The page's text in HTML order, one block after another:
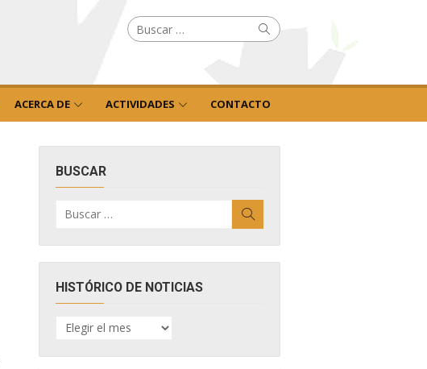
Buscar
por: Buscar
ACERCA DE ACTIVIDADES CONTACTO
BUSCAR
por:
HISTÓRICO DE NOTICIAS
HISTÓRICO
DE